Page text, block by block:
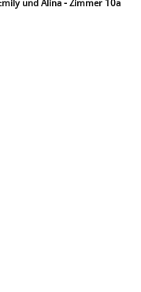
und Alina - Zimmer 10a